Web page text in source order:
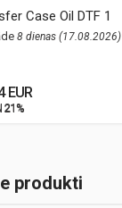
Case Oil DTF 1
8 dienas (17.08.2026)
EUR
21%
21%
produkti